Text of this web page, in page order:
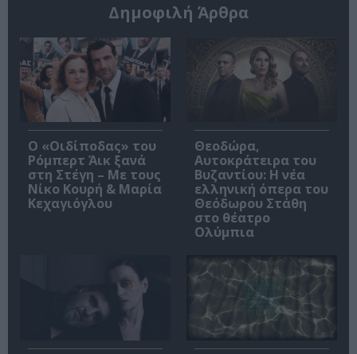
Δημοφιλή Άρθρα
O «Οιδίποδας» του
Ρόμπερτ Άικ ξανά
στη Στέγη – Με τους
Νίκο Κουρή & Μαρία
Κεχαγιόγλου
Θεοδώρα,
Αυτοκράτειρα του
Βυζαντίου: Η νέα
ελληνική όπερα του
Θεόδωρου Στάθη
στο θέατρο
Ολύμπια